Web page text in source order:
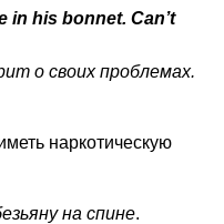
in his bonnet. Can’t
о своих проблемах.
наркотическую
на спине.